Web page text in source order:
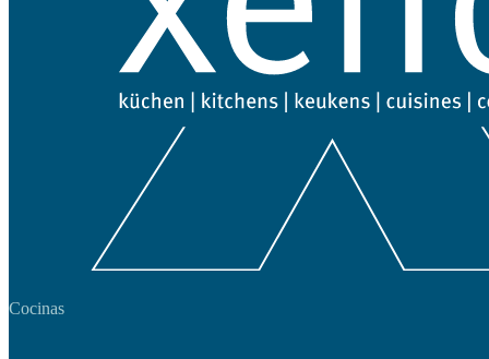
Cocinas